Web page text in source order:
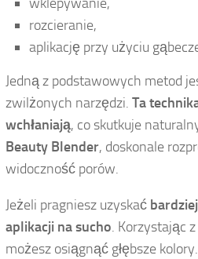
rozcieranie,
aplikację przy użyciu
Jedną z podstawowych metod
zwilżonych narzędzi. Ta
wchłaniają, co skutkuje
Beauty Blender, doskonale
widoczność porów.
Jeżeli pragniesz uzyskać
aplikacji na sucho. Korzystając
możesz osiągnąć głębsze